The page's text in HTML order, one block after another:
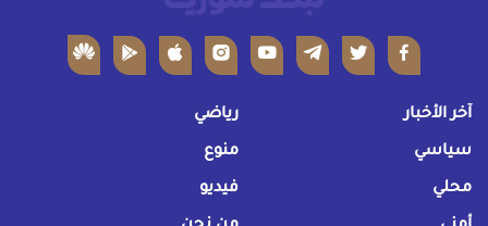
آخر الأخبار
سياسي
محلي
رياضي
منوع
فيديو